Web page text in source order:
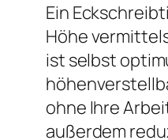
Ein
Höhe
ist selbst
ohne Ihre
außerdem